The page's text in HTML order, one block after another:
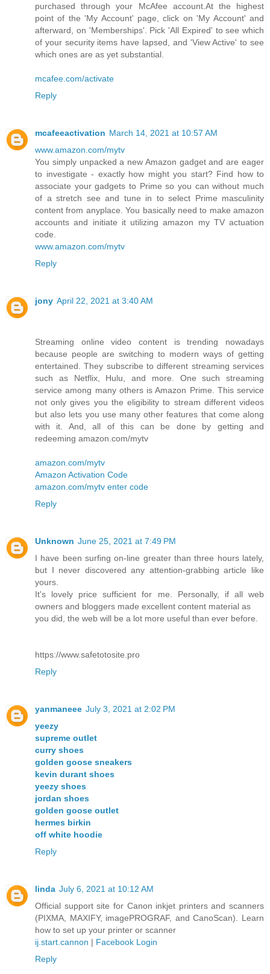
purchased through your McAfee account.At the highest
point of the 'My Account' page, click on 'My Account' and
afterward, on 'Memberships'. Pick 'All Expired' to see which
of your security items have lapsed, and 'View Active' to see
which ones are as yet substantial.
mcafee.com/activate
Reply
mcafeeactivation March 14, 2021 at 10:57 AM
www.amazon.com/mytv
You simply unpacked a new Amazon gadget and are eager
to investigate - exactly how might you start? Find how to
associate your gadgets to Prime so you can without much
of a stretch see and tune in to select Prime masculinity
content from anyplace. You basically need to make amazon
accounts and initiate it utilizing amazon my TV actuation
code.
www.amazon.com/mytv
Reply
jony April 22, 2021 at 3:40 AM
Streaming online video content is trending nowadays
because people are switching to modern ways of getting
entertained. They subscribe to different streaming services
such as Netflix, Hulu, and more. One such streaming
service among many others is Amazon Prime. This service
not only gives you the eligibility to stream different videos
but also lets you use many other features that come along
with it. And, all of this can be done by getting and
redeeming amazon.com/mytv
amazon.com/mytv
Amazon Activation Code
amazon.com/mytv enter code
Reply
Unknown June 25, 2021 at 7:49 PM
I have been surfing on-line greater than three hours lately,
but I never discovered any attention-grabbing article like
yours.
It's lovely price sufficient for me. Personally, if all web
owners and bloggers made excellent content material as
you did, the web will be a lot more useful than ever before.
https://www.safetotosite.pro
Reply
yanmaneee July 3, 2021 at 2:02 PM
yeezy
supreme outlet
curry shoes
golden goose sneakers
kevin durant shoes
yeezy shoes
jordan shoes
golden goose outlet
hermes birkin
off white hoodie
Reply
linda July 6, 2021 at 10:12 AM
Official support site for Canon inkjet printers and scanners
(PIXMA, MAXIFY, imagePROGRAF, and CanoScan). Learn
how to set up your printer or scanner
ij.start.cannon | Facebook Login
Reply